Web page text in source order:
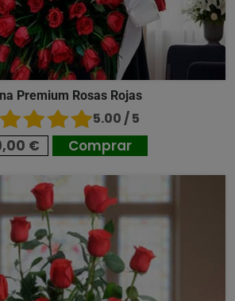
Premium Rosas Rojas
5.00 / 5
€ Comprar